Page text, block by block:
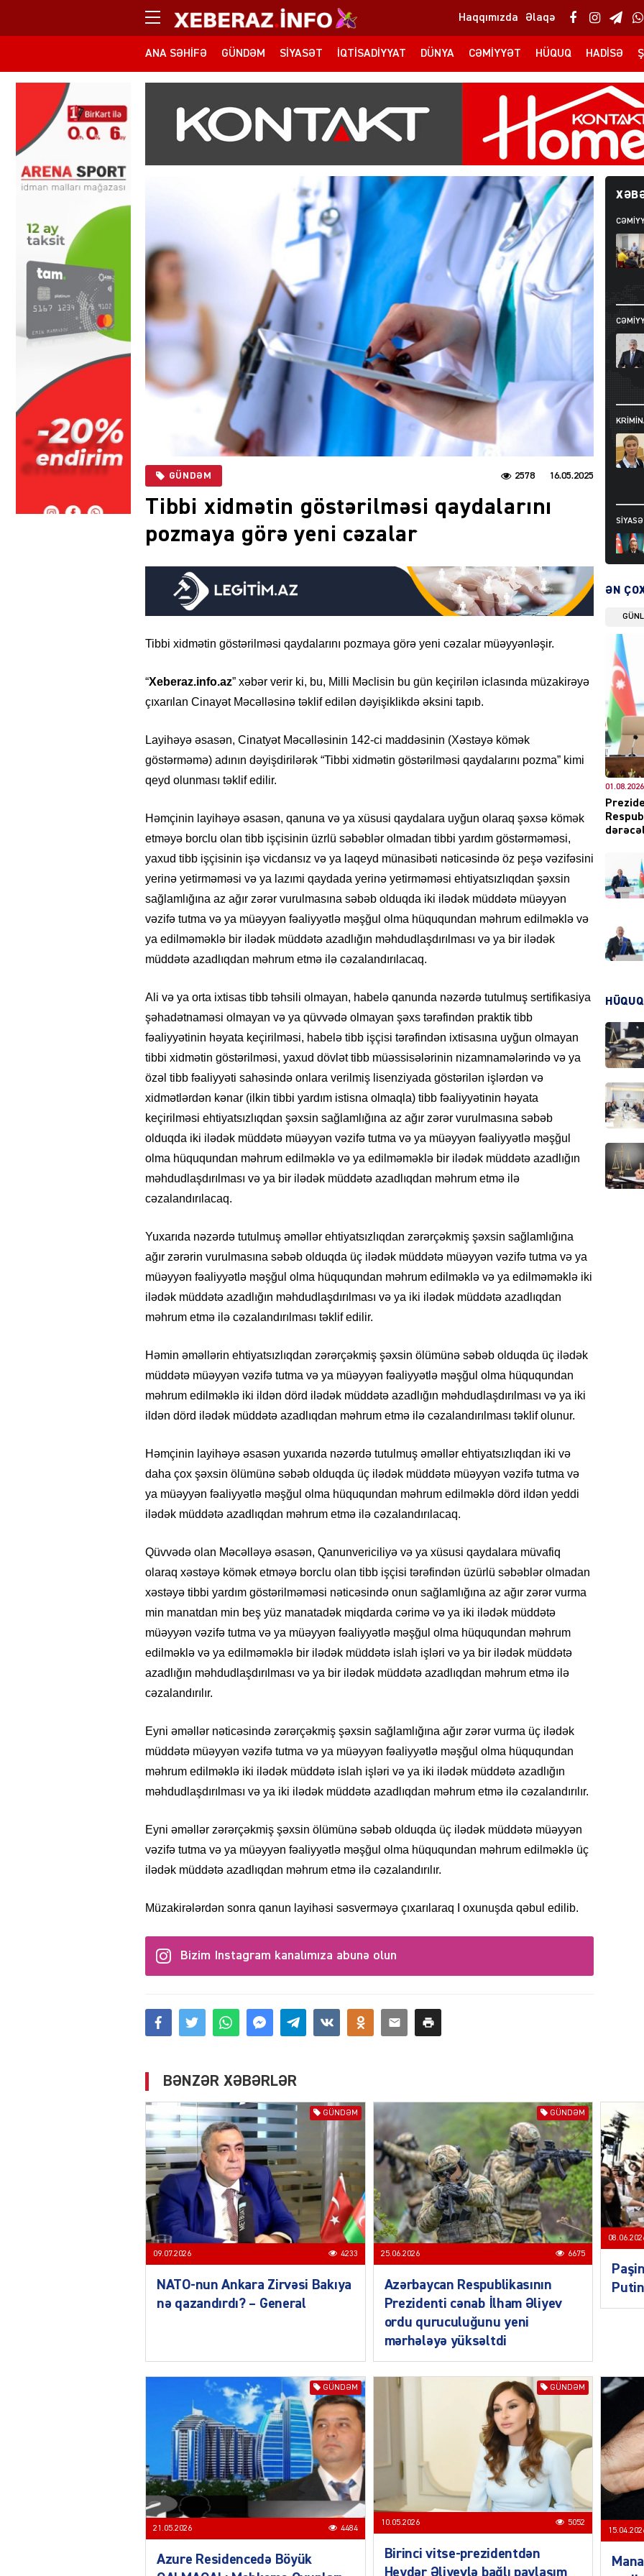
Haqqımızda Əlaqə
ANA SƏHIFƏ GÜNDƏM SIYASƏT İQTISADIYYAT DÜNYA CƏMIYYƏT HÜQUQ HADISƏ
GÜNDƏM 16.05.2025
2578
Tibbi xidmətin göstərilməsi qaydalarını
pozmaya görə yeni cəzalar
Tibbi xidmətin göstərilməsi qaydalarını pozmaya görə yeni cəzalar müəyyənləşir.
“Xeberaz.info.az” xəbər verir ki, bu, Milli Məclisin bu gün keçirilən iclasında müzakirəyə
çıxarılan Cinayət Məcəlləsinə təklif edilən dəyişiklikdə əksini tapıb.
Layihəyə əsasən, Cinatyət Məcəlləsinin 142-ci maddəsinin (Xəstəyə kömək
göstərməmə) adının dəyişdirilərək “Tibbi xidmətin göstərilməsi qaydalarını pozma” kimi
qeyd olunması təklif edilir.
Həmçinin layihəyə əsasən, qanuna və ya xüsusi qaydalara uyğun olaraq şəxsə kömək
etməyə borclu olan tibb işçisinin üzrlü səbəblər olmadan tibbi yardım göstərməməsi,
yaxud tibb işçisinin işə vicdansız və ya laqeyd münasibəti nəticəsində öz peşə vəzifəsini
yerinə yetirməməsi və ya lazımi qaydada yerinə yetirməməsi ehtiyatsızlıqdan şəxsin
sağlamlığına az ağır zərər vurulmasına səbəb olduqda iki ilədək müddətə müəyyən
vəzifə tutma və ya müəyyən fəaliyyətlə məşğul olma hüququndan məhrum edilməklə və
ya edilməməklə bir ilədək müddətə azadlığın məhdudlaşdırılması və ya bir ilədək
müddətə azadlıqdan məhrum etmə ilə cəzalandırılacaq.
Ali və ya orta ixtisas tibb təhsili olmayan, habelə qanunda nəzərdə tutulmuş sertifikasiya
şəhadətnaməsi olmayan və ya qüvvədə olmayan şəxs tərəfindən praktik tibb
fəaliyyətinin həyata keçirilməsi, habelə tibb işçisi tərəfindən ixtisasına uyğun olmayan
tibbi xidmətin göstərilməsi, yaxud dövlət tibb müəssisələrinin nizamnamələrində və ya
özəl tibb fəaliyyəti sahəsində onlara verilmiş lisenziyada göstərilən işlərdən və
xidmətlərdən kənar (ilkin tibbi yardım istisna olmaqla) tibb fəaliyyətinin həyata
keçirilməsi ehtiyatsızlıqdan şəxsin sağlamlığına az ağır zərər vurulmasına səbəb
olduqda iki ilədək müddətə müəyyən vəzifə tutma və ya müəyyən fəaliyyətlə məşğul
olma hüququndan məhrum edilməklə və ya edilməməklə bir ilədək müddətə azadlığın
məhdudlaşdırılması və ya bir ilədək müddətə azadlıqdan məhrum etmə ilə
cəzalandırılacaq.
Yuxarıda nəzərdə tutulmuş əməllər ehtiyatsızlıqdan zərərçəkmiş şəxsin sağlamlığına
ağır zərərin vurulmasına səbəb olduqda üç ilədək müddətə müəyyən vəzifə tutma və ya
müəyyən fəaliyyətlə məşğul olma hüququndan məhrum edilməklə və ya edilməməklə iki
ilədək müddətə azadlığın məhdudlaşdırılması və ya iki ilədək müddətə azadlıqdan
məhrum etmə ilə cəzalandırılması təklif edilir.
Həmin əməllərin ehtiyatsızlıqdan zərərçəkmiş şəxsin ölümünə səbəb olduqda üç ilədək
müddətə müəyyən vəzifə tutma və ya müəyyən fəaliyyətlə məşğul olma hüququndan
məhrum edilməklə iki ildən dörd ilədək müddətə azadlığın məhdudlaşdırılması və ya iki
ildən dörd ilədək müddətə azadlıqdan məhrum etmə ilə cəzalandırılması təklif olunur.
Həmçinin layihəyə əsasən yuxarıda nəzərdə tutulmuş əməllər ehtiyatsızlıqdan iki və
daha çox şəxsin ölümünə səbəb olduqda üç ilədək müddətə müəyyən vəzifə tutma və
ya müəyyən fəaliyyətlə məşğul olma hüququndan məhrum edilməklə dörd ildən yeddi
ilədək müddətə azadlıqdan məhrum etmə ilə cəzalandırılacaq.
Qüvvədə olan Məcəlləyə əsasən, Qanunvericiliyə və ya xüsusi qaydalara müvafiq
olaraq xəstəyə kömək etməyə borclu olan tibb işçisi tərəfindən üzürlü səbəblər olmadan
xəstəyə tibbi yardım göstərilməməsi nəticəsində onun sağlamlığına az ağır zərər vurma
min manatdan min beş yüz manatadək miqdarda cərimə və ya iki ilədək müddətə
müəyyən vəzifə tutma və ya müəyyən fəaliyyətlə məşğul olma hüququndan məhrum
edilməklə və ya edilməməklə bir ilədək müddətə islah işləri və ya bir ilədək müddətə
azadlığın məhdudlaşdırılması və ya bir ilədək müddətə azadlıqdan məhrum etmə ilə
cəzalandırılır.
Eyni əməllər nəticəsində zərərçəkmiş şəxsin sağlamlığına ağır zərər vurma üç ilədək
müddətə müəyyən vəzifə tutma və ya müəyyən fəaliyyətlə məşğul olma hüququndan
məhrum edilməklə iki ilədək müddətə islah işləri və ya iki ilədək müddətə azadlığın
məhdudlaşdırılması və ya iki ilədək müddətə azadlıqdan məhrum etmə ilə cəzalandırılır.
Eyni əməllər zərərçəkmiş şəxsin ölümünə səbəb olduqda üç ilədək müddətə müəyyən
vəzifə tutma və ya müəyyən fəaliyyətlə məşğul olma hüququndan məhrum edilməklə üç
ilədək müddətə azadlıqdan məhrum etmə ilə cəzalandırılır.
Müzakirələrdən sonra qanun layihəsi səsverməyə çıxarılaraq I oxunuşda qəbul edilib.
Bizim Instagram kanalımıza abunə olun
DÜNYA
DÜNYA
XARİCİ
DÜNYA
DÜNYA
ƏN
01.08.2026
HÜQUQ
BƏNZƏR XƏBƏRLƏR
GÜNDƏM
09.07.2026 4233
NATO-nun Ankara Zirvəsi Bakıya
nə qazandırdı? – General
GÜNDƏM
25.06.2026 6675
Azərbaycan Respub­li­ka­sının
Prezidenti cənab İlham Əliyev
ordu quruculuğunu yeni
mərhələyə yüksəltdi
GÜNDƏM
21.05.2026 4484
Azure Residencedə Böyük
GÜNDƏM
10.05.2026 5052
Birinci vitse-prezidentdən
Heydər Əliyevlə bağlı paylaşım